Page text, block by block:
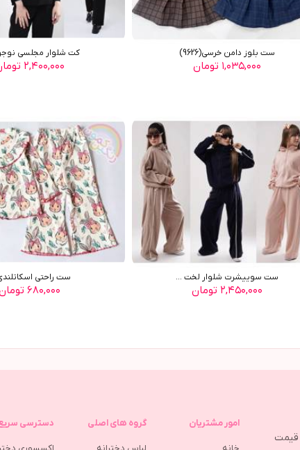
ست بلوز دامن خرسي(9626)
۱,۰۳۵,۰۰۰ تومان
کت شلوار مجلسي
۲,۴۰۰,۰۰۰ تومان
ست سوييشرت شلوار لخت ...
۲,۴۵۰,۰۰۰ تومان
ست راحتي
۶۸۰,۰۰۰ تومان
قیمت
امور مشتریان گروه های اصلی دسترسی